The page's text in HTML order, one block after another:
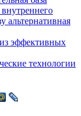
альтернативная
эффективных
технологии